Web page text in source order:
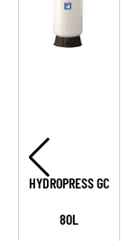
HYDROPRESS GC
80L